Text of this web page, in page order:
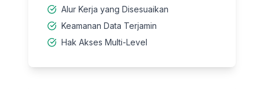
Alur Kerja yang Disesuaikan
Keamanan Data Terjamin
Hak Akses Multi-Level